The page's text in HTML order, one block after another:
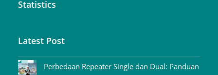
Statistics
Latest Post
Perbedaan Repeater Single dan Dual: Panduan